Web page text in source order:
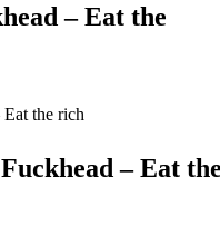
– Eat the
the rich
– Eat